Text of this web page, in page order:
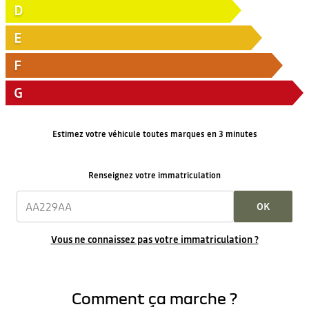
D
E
F
G
Estimez votre véhicule toutes marques en 3 minutes
Renseignez votre immatriculation
OK
Vous ne connaissez pas votre immatriculation ?
Comment ça marche ?